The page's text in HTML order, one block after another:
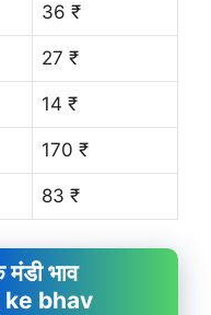
36 ₹
27 ₹
14 ₹
170 ₹
83 ₹
भाव
ke bhav